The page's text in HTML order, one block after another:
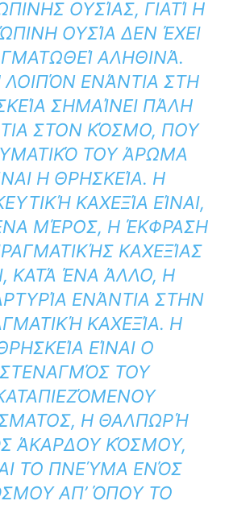
ΟΥΣΊΑΣ, ΓΙΑΤΊ Η
ΟΥΣΊΑ ΔΕΝ ΈΧΕΙ
ΑΛΗΘΙΝΆ.
ΕΝΆΝΤΙΑ ΣΤΗ
ΣΗΜΑΊΝΕΙ ΠΆΛΗ
ΣΤΟΝ ΚΌΣΜΟ, ΠΟΥ
ΤΟΥ ΆΡΩΜΑ
Η ΘΡΗΣΚΕΊΑ. Η
ΚΑΧΕΞΊΑ ΕΊΝΑΙ,
ΜΈΡΟΣ, Η ΈΚΦΡΑΣΗ
ΚΑΧΕΞΊΑΣ
ΚΑΤΆ ΈΝΑ ΆΛΛΟ, Η
ΕΝΆΝΤΙΑ ΣΤΗΝ
ΚΑΧΕΞΊΑ. Η
ΕΊΝΑΙ Ο
ΣΤΕΝΑΓΜΌΣ ΤΟΥ
Η ΘΑΛΠΩΡΉ
ΆΚΑΡΔΟΥ ΚΌΣΜΟΥ,
ΤΟ ΠΝΕΎΜΑ ΕΝΌΣ
ΑΠ’ ΌΠΟΥ ΤΟ